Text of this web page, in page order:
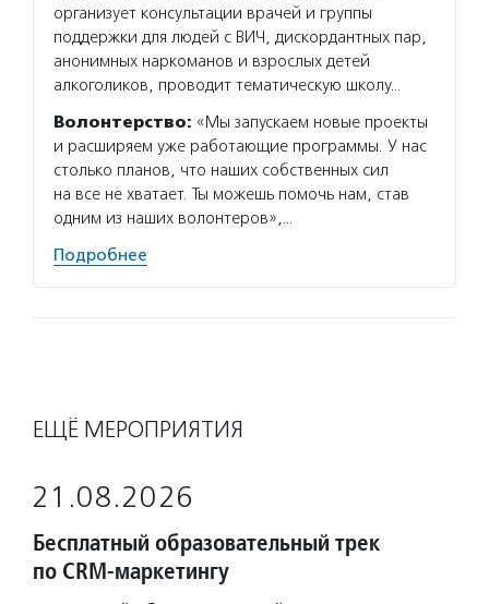
организует консультации врачей и группы
поддержки для людей с ВИЧ, дискордантных пар,
анонимных наркоманов и взрослых детей
алкоголиков, проводит тематическую школу…
Волонтерство: «Мы запускаем новые проекты
и расширяем уже работающие программы. У нас
столько планов, что наших собственных сил
на все не хватает. Ты можешь помочь нам, став
одним из наших волонтеров»,…
Подробнее
ЕЩЁ МЕРОПРИЯТИЯ
21.08.2026
Бесплатный образовательный трек
по CRM-маркетингу